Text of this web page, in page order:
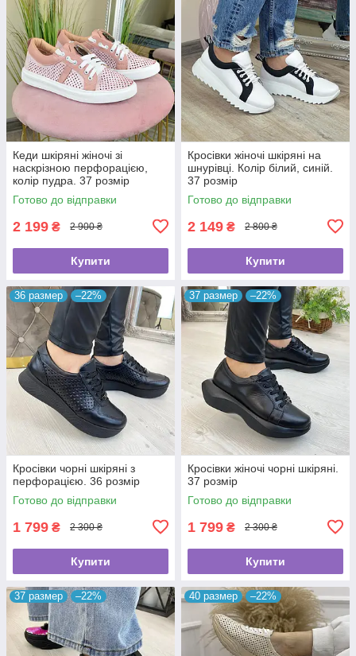
Кеди шкіряні жіночі зі
наскрізною перфорацією,
колір пудра. 37 розмір
Готово до відправки
2 199 ₴ 2 900 ₴
Купити
Кросівки жіночі шкіряні на
шнурівці. Колір білий, синій.
37 розмір
Готово до відправки
2 149 ₴ 2 800 ₴
Купити
36 размер –22%
Кросівки чорні шкіряні з
перфорацією. 36 розмір
Готово до відправки
1 799 ₴ 2 300 ₴
Купити
37 размер –22%
Кросівки жіночі чорні шкіряні.
37 розмір
Готово до відправки
1 799 ₴ 2 300 ₴
Купити
37 размер –22% 40 размер –22%